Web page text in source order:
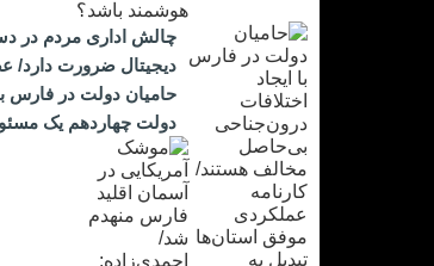
چالش اداری مردم در
دیجیتال ضرورت دارد/
حامیان دولت در فارس
دولت چهاردهم یک